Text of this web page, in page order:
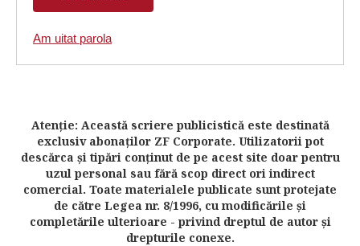
Am uitat parola
Atenţie: Această scriere publicistică este destinată
exclusiv abonaţilor ZF Corporate. Utilizatorii pot
descărca şi tipări conţinut de pe acest site doar pentru
uzul personal sau fără scop direct ori indirect
comercial. Toate materialele publicate sunt protejate
de către Legea nr. 8/1996, cu modificările şi
completările ulterioare - privind dreptul de autor şi
drepturile conexe.